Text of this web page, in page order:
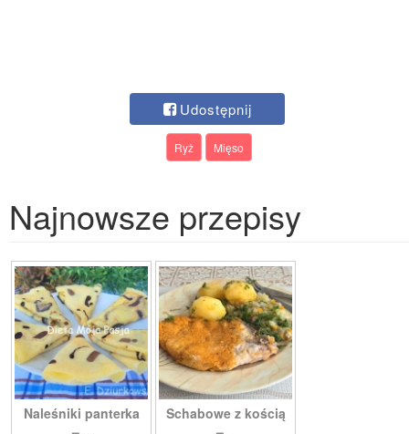
Udostępnij
Ryż Mięso
Najnowsze przepisy
Naleśniki panterka
Schabowe z kością